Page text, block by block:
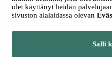
olet käyttänyt heidän
sivuston alalaidassa olevan
Salli